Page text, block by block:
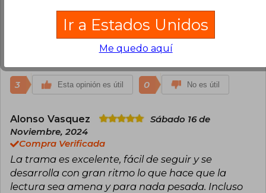
Constanza Ferrer
Miércoles 16 de
Compra Verificada
3 Esta opinión es útil 0 No es útil
Alonso Vasquez
Sábado 16 de
Noviembre, 2024
Compra Verificada
La trama es excelente, fácil de seguir y se
desarrolla con gran ritmo lo que hace que la
lectura sea amena y para nada pesada. Incluso
Ir a Estados Unidos
Me quedo aquí